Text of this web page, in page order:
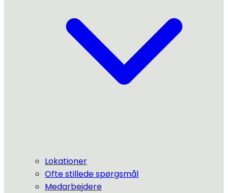
Lokationer
Ofte stillede spørgsmål
Medarbejdere